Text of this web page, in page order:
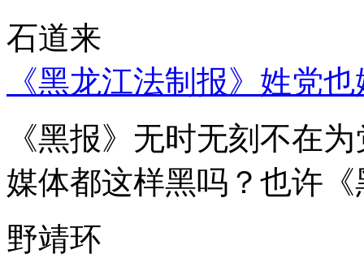
石道来
《黑龙江法制报》姓党
《黑报》无时无刻不在
媒体都这样黑吗？也许
野靖环